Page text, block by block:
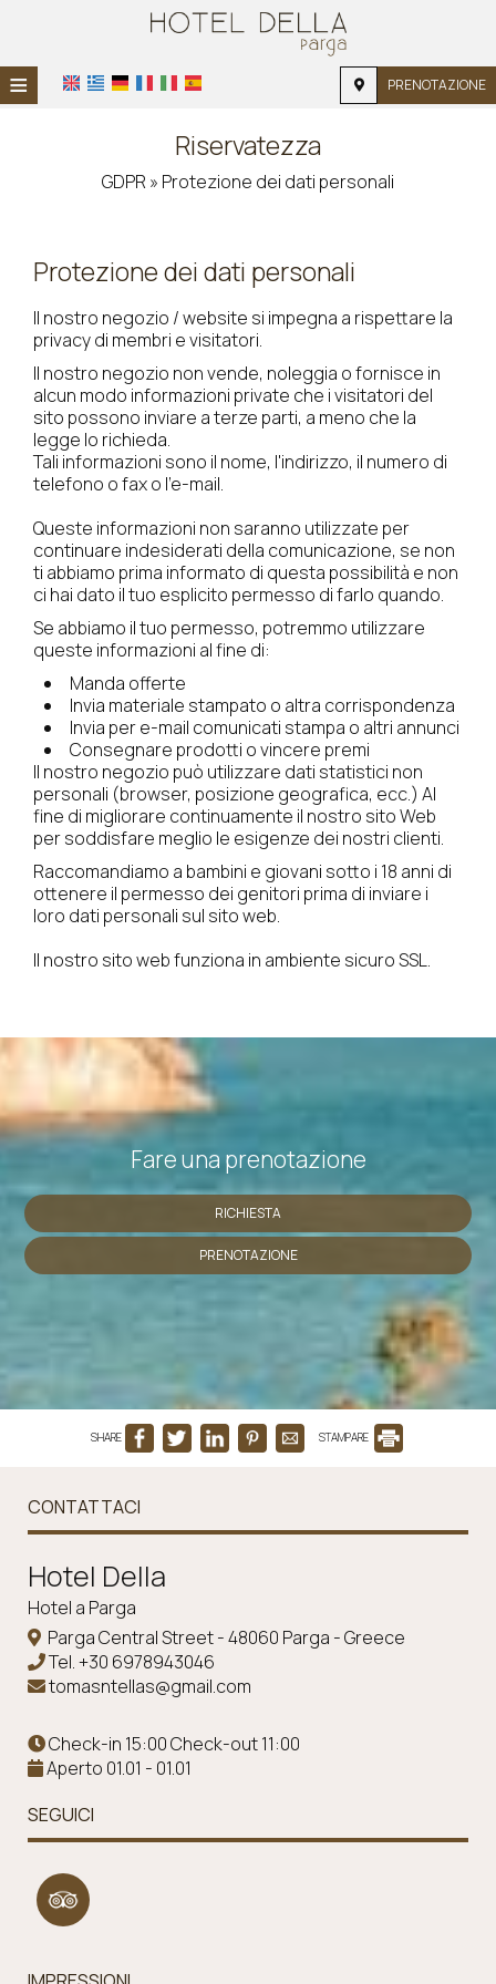
≡ PRENOTAZIONE
POSIZIONE
SERVIZI
GALLERIA FOTOGRAFICA
RICHIESTA
CONTATTI
Riservatezza
GDPR » Protezione dei dati personali
Protezione dei dati personali
Il nostro negozio / website si impegna a rispettare la
privacy di membri e visitatori.
Il nostro negozio non vende, noleggia o fornisce in
alcun modo informazioni private che i visitatori del
sito possono inviare a terze parti, a meno che la
legge lo richieda.
Tali informazioni sono il nome, l'indirizzo, il numero di
telefono o fax o l'e-mail.
Queste informazioni non saranno utilizzate per
continuare indesiderati della comunicazione, se non
ti abbiamo prima informato di questa possibilità e non
ci hai dato il tuo esplicito permesso di farlo quando.
Se abbiamo il tuo permesso, potremmo utilizzare
queste informazioni al fine di:
Manda offerte
Invia materiale stampato o altra corrispondenza
Invia per e-mail comunicati stampa o altri annunci
Consegnare prodotti o vincere premi
Il nostro negozio può utilizzare dati statistici non
personali (browser, posizione geografica, ecc.) Al
fine di migliorare continuamente il nostro sito Web
per soddisfare meglio le esigenze dei nostri clienti.
Raccomandiamo a bambini e giovani sotto i 18 anni di
ottenere il permesso dei genitori prima di inviare i
loro dati personali sul sito web.
Il nostro sito web funziona in ambiente sicuro SSL.
Fare una prenotazione
RICHIESTA
PRENOTAZIONE
SHARE STAMPARE
CONTATTACI
Ηotel Della
Hotel a Parga
Parga Central Street - 48060 Parga - Greece
Tel.+30 6978943046
tomasntellas@gmail.com
Check-in 15:00 Check-out 11:00
Aperto 01.01 - 01.01
SEGUICI